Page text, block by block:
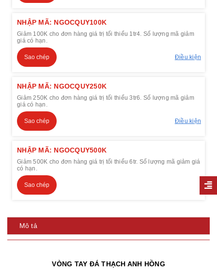
NHẬP MÃ: NGOCQUY100K
Giảm 100K cho đơn hàng giá trị tối thiểu 1tr4. Số lượng mã giảm
giá có hạn.
Sao chép Điều kiện
NHẬP MÃ: NGOCQUY250K
Giảm 250K cho đơn hàng giá trị tối thiểu 3tr6. Số lượng mã giảm
giá có hạn.
Sao chép Điều kiện
NHẬP MÃ: NGOCQUY500K
Giảm 500K cho đơn hàng giá trị tối thiểu 6tr. Số lượng mã giảm giá
có hạn.
Sao chép
Mô tả
VÒNG TAY ĐÁ THẠCH ANH HỒNG